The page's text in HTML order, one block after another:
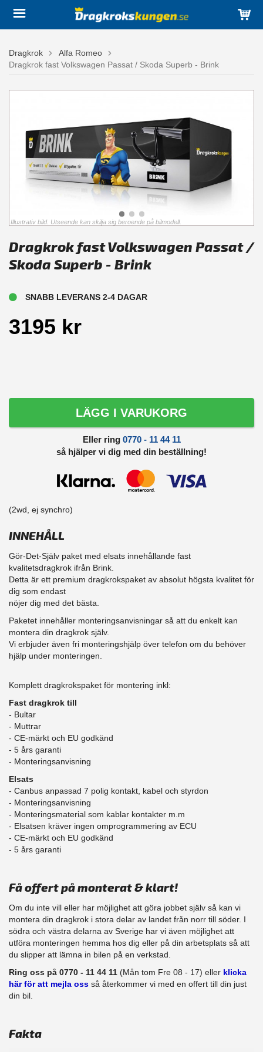
Dragkrok
Alfa Romeo
Dragkrok fast Volkswagen Passat / Skoda Superb - Brink
Illustrativ bild. Utseende kan skilja sig beroende på bilmodell.
Dragkrok fast Volkswagen Passat /
Skoda Superb - Brink
SNABB LEVERANS 2-4 DAGAR
3195 kr
LÄGG I VARUKORG
Eller ring 0770 - 11 44 11
så hjälper vi dig med din beställning!
(2wd, ej synchro)
INNEHÅLL
Gör-Det-Själv paket med elsats innehållande fast
kvalitetsdragkrok ifrån Brink.
Detta är ett premium dragkrokspaket av absolut högsta kvalitet för
dig som endast
nöjer dig med det bästa.
Paketet innehåller monteringsanvisningar så att du enkelt kan
montera din dragkrok själv.
Vi erbjuder även fri monteringshjälp över telefon om du behöver
hjälp under monteringen.
Komplett dragkrokspaket för montering inkl:
Fast dragkrok till
- Bultar
- Muttrar
- CE-märkt och EU godkänd
​- 5 års garanti
- Monteringsanvisning
Elsats
- Canbus anpassad 7 polig kontakt, kabel och styrdon
- Monteringsanvisning
- Monteringsmaterial som kablar kontakter m.m
- Elsatsen kräver ingen omprogrammering av ECU
- CE-märkt och EU godkänd
​- 5 års garanti
Få offert på monterat & klart!
Om du inte vill eller har möjlighet att göra jobbet själv så kan vi
montera din dragkrok i stora delar av landet från norr till söder. I
södra och västra delarna av Sverige har vi även möjlighet att
utföra monteringen hemma hos dig eller på din arbetsplats så att
du slipper att lämna in bilen på en verkstad.
Ring oss på 0770 - 11 44 11 (Mån tom Fre 08 - 17) eller klicka
här för att mejla oss så återkommer vi med en offert till din just
din bil.
Fakta